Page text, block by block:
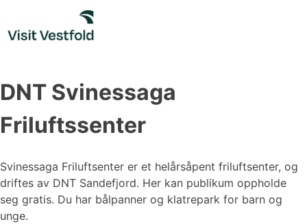
content
DNT Svinessaga
Friluftssenter
Svinessaga Friluftsenter er et helårsåpent friluftsenter, og
driftes av DNT Sandefjord. Her kan publikum oppholde
seg gratis. Du har bålpanner og klatrepark for barn og
unge.